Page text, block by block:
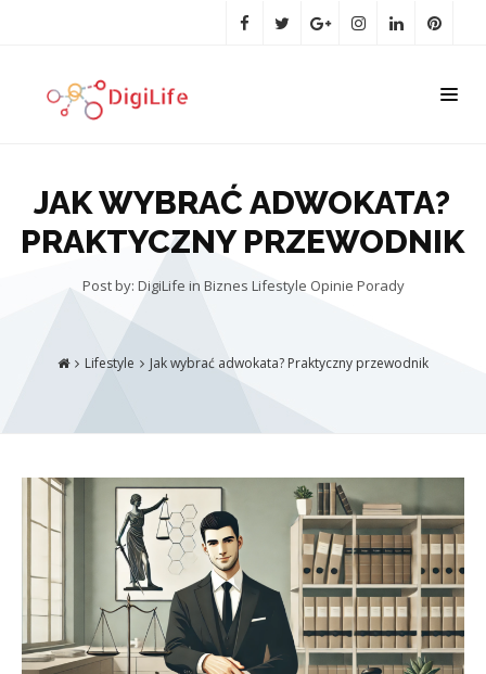
JAK WYBRAĆ ADWOKATA?
PRAKTYCZNY PRZEWODNIK
Post by: DigiLife in Biznes Lifestyle Opinie Porady
Lifestyle Jak wybrać adwokata? Praktyczny przewodnik